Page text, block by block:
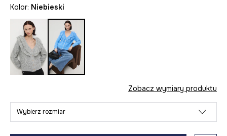
Kolor: niebieski
Zobacz wymiary produktu
Wybierz rozmiar